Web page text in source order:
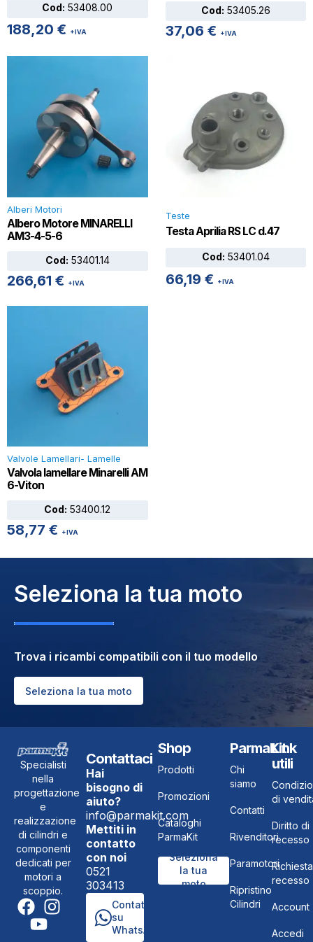
Cod: 53408.00
188,20 € +IVA
Cod: 53405.26
37,06 € +IVA
Alberi Motori
Albero Motore MINARELLI
AM3-4-5-6
Cod: 53401.14
266,61 € +IVA
Teste
Testa Aprilia RS LC d.47
Cod: 53401.04
66,19 € +IVA
Valvole Lamellari- Lamelle
Valvola lamellare Minarelli AM
6-Viton
Cod: 53400.12
58,77 € +IVA
Seleziona la tua moto
Trova i ricambi compatibili con il tuo modello
Seleziona la tua moto
Specialisti
nella
progettazione
e
realizzazione
di cilindri e
componenti
dedicati per
motori a
scoppio.
Contattaci
Hai
bisogno di
aiuto?
info@parmakit.com
Mettiti in
contatto
con noi
0521
303413
Contattaci
su
WhatsApp
Shop
Prodotti
Promozioni
Cataloghi
ParmaKit
Seleziona
la tua
moto
ParmaKit
Chi
siamo
Contatti
Rivenditori
Paramotori
Ripristino
Cilindri
Link
utili
di
Diritto di
recesso
Richiesta
recesso
Account
Accedi